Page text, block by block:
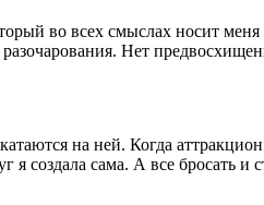
во всех смыслах носит меня
Нет
на ней. Когда
создала сама. А все бросать и